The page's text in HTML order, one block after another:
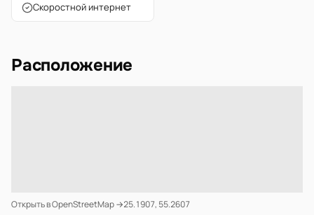
Скоростной интернет
Расположение
Открыть в OpenStreetMap →25.1907, 55.2607